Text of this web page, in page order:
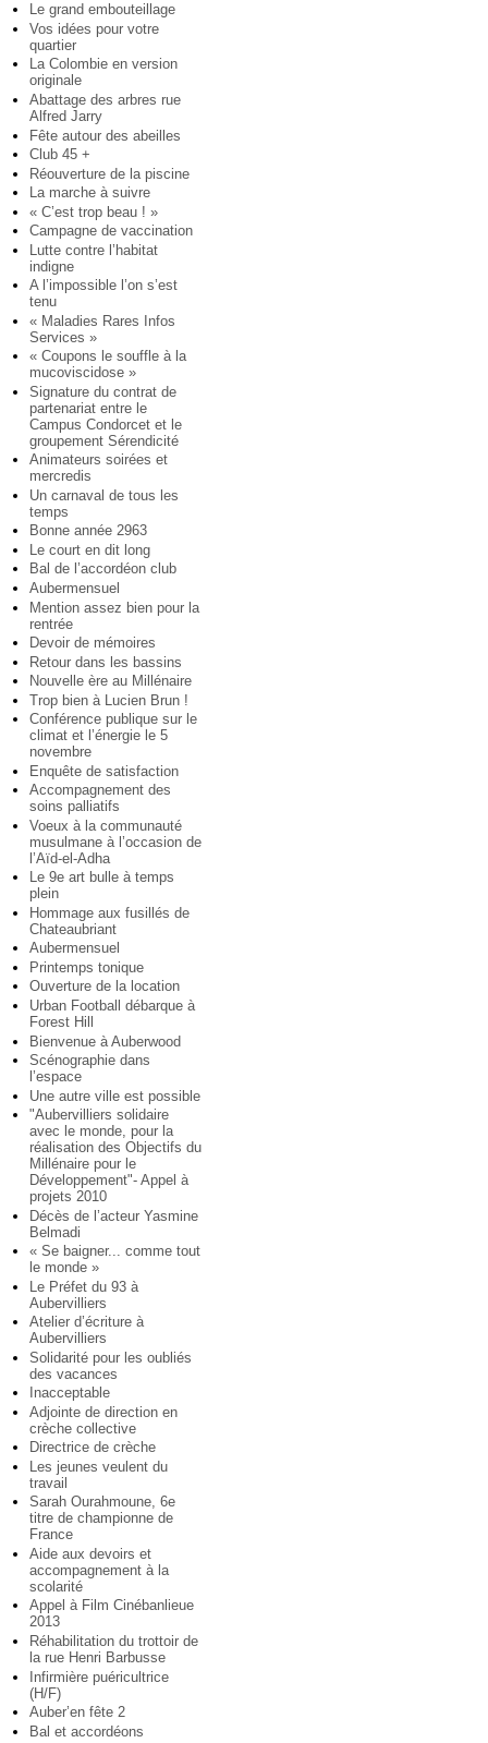
Le grand embouteillage
Vos idées pour votre
quartier
La Colombie en version
originale
Abattage des arbres rue
Alfred Jarry
Fête autour des abeilles
Club 45 +
Réouverture de la piscine
La marche à suivre
« C’est trop beau ! »
Campagne de vaccination
Lutte contre l’habitat
indigne
A l’impossible l’on s’est
tenu
« Maladies Rares Infos
Services »
« Coupons le souffle à la
mucoviscidose »
Signature du contrat de
partenariat entre le
Campus Condorcet et le
groupement Sérendicité
Animateurs soirées et
mercredis
Un carnaval de tous les
temps
Bonne année 2963
Le court en dit long
Bal de l’accordéon club
Aubermensuel
Mention assez bien pour la
rentrée
Devoir de mémoires
Retour dans les bassins
Nouvelle ère au Millénaire
Trop bien à Lucien Brun !
Conférence publique sur le
climat et l’énergie le 5
novembre
Enquête de satisfaction
Accompagnement des
soins palliatifs
Voeux à la communauté
musulmane à l’occasion de
l’Aïd-el-Adha
Le 9e art bulle à temps
plein
Hommage aux fusillés de
Chateaubriant
Aubermensuel
Printemps tonique
Ouverture de la location
Urban Football débarque à
Forest Hill
Bienvenue à Auberwood
Scénographie dans
l’espace
Une autre ville est possible
"Aubervilliers solidaire
avec le monde, pour la
réalisation des Objectifs du
Millénaire pour le
Développement"- Appel à
projets 2010
Décès de l’acteur Yasmine
Belmadi
« Se baigner... comme tout
le monde »
Le Préfet du 93 à
Aubervilliers
Atelier d’écriture à
Aubervilliers
Solidarité pour les oubliés
des vacances
Inacceptable
Adjointe de direction en
crèche collective
Directrice de crèche
Les jeunes veulent du
travail
Sarah Ourahmoune, 6e
titre de championne de
France
Aide aux devoirs et
accompagnement à la
scolarité
Appel à Film Cinébanlieue
2013
Réhabilitation du trottoir de
la rue Henri Barbusse
Infirmière puéricultrice
(H/F)
Auber’en fête 2
Bal et accordéons